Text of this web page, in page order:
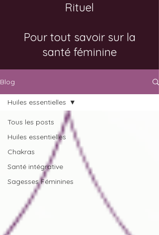
Rituel
Pour tout savoir sur la
santé féminine
Blog
Tous les posts
Huiles essentielles
Chakras
Santé intégrative
Sagesses Féminines
Huiles essentielles